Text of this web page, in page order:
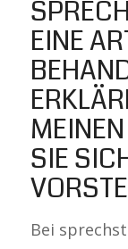
EINE
SIE
Bei